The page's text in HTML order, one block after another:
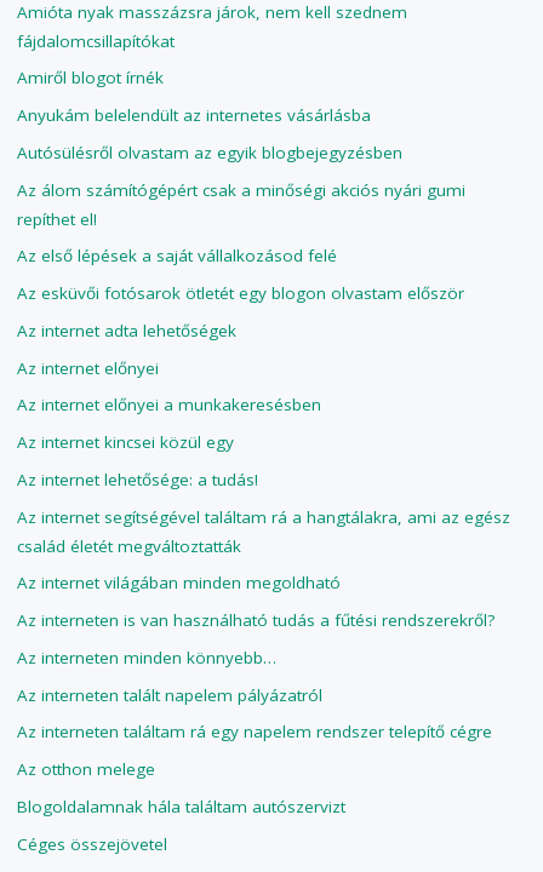
Amióta nyak masszázsra járok, nem kell szednem
fájdalomcsillapítókat
Amiről blogot írnék
Anyukám belelendült az internetes vásárlásba
Autósülésről olvastam az egyik blogbejegyzésben
Az álom számítógépért csak a minőségi akciós nyári gumi
repíthet el!
Az első lépések a saját vállalkozásod felé
Az esküvői fotósarok ötletét egy blogon olvastam először
Az internet adta lehetőségek
Az internet előnyei
Az internet előnyei a munkakeresésben
Az internet kincsei közül egy
Az internet lehetősége: a tudás!
Az internet segítségével találtam rá a hangtálakra, ami az egész
család életét megváltoztatták
Az internet világában minden megoldható
Az interneten is van használható tudás a fűtési rendszerekről?
Az interneten minden könnyebb…
Az interneten talált napelem pályázatról
Az interneten találtam rá egy napelem rendszer telepítő cégre
Az otthon melege
Blogoldalamnak hála találtam autószervizt
Céges összejövetel